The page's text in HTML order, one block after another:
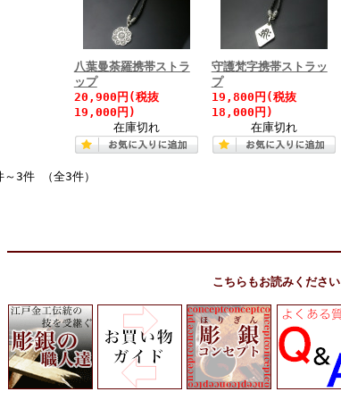
八葉曼荼羅携帯ストラ
ップ
20,900円(税抜
19,000円)
在庫切れ
守護梵字携帯ストラッ
プ
19,800円(税抜
18,000円)
在庫切れ
～3件 （全3件）
こちらもお読みください